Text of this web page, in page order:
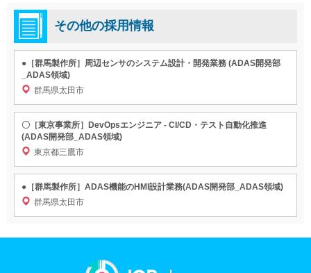
その他の採用情報
●［群馬製作所］周辺センサのシステム設計・開発業務 (ADAS開発部
_ADAS領域)
群馬県太田市
〇［東京事業所］DevOpsエンジニア - CI/CD・テスト自動化推進
(ADAS開発部_ADAS領域)
東京都三鷹市
●［群馬製作所］ADAS機能のHMI設計業務(ADAS開発部_ADAS領域)
群馬県太田市